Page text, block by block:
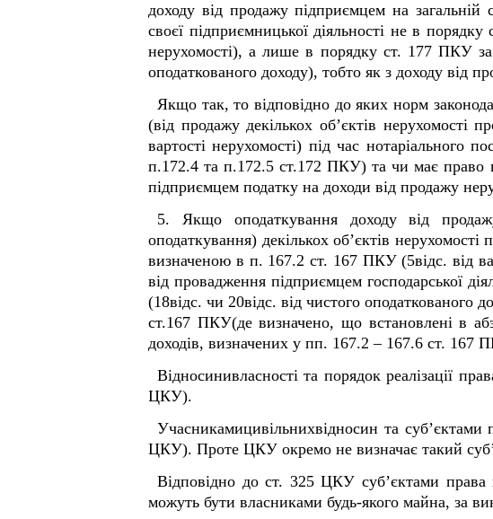
доходу від продажу підприємцем на загальній
своєї підприємницької діяльності не в
нерухомості), а лише в порядку ст. 177 ПКУ
оподаткованого доходу), тобто як з доходу від
Якщо так, то відповідно до яких норм
(від продажу декількох об’єктів
вартості нерухомості) під час нотаріального
п.172.4 та п.172.5 ст.172 ПКУ) та чи має право
підприємцем податку на доходи від продажу
5. Якщо оподаткування доходу від
оподаткування) декількох об’єктів
визначеною в п. 167.2 ст. 167 ПКУ (5відс. від
від провадження підприємцем господарської
(18відс. чи 20відс. від чистого оподаткованого
ст.167 ПКУ(де визначено, що встановлені в
доходів, визначених у пп. 167.2 – 167.6 ст. 167
Відносинивласності та порядок реалізації
ЦКУ).
Учасникамицивільнихвідносин та
ЦКУ). Проте ЦКУ окремо не визначає такий
Відповідно до ст. 325 ЦКУ суб’єктами права
можуть бути власниками будь-якого майна, за